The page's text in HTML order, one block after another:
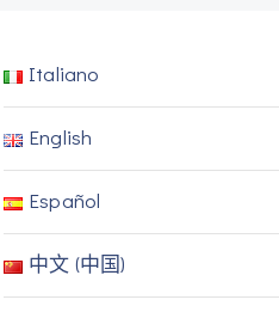
Italiano
English
Español
中文 (中国)